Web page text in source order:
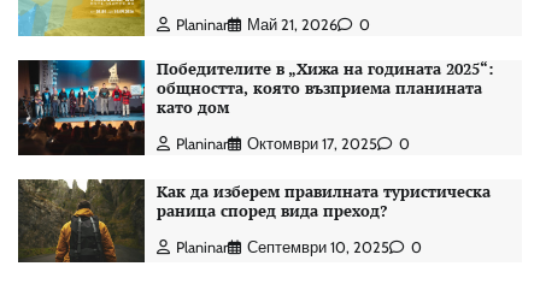
Planinar Май 21, 2026 0
Победителите в „Хижа на годината 2025“:
общността, която възприема планината
като дом
Planinar Октомври 17, 2025 0
Как да изберем правилната туристическа
раница според вида преход?
Planinar Септември 10, 2025 0